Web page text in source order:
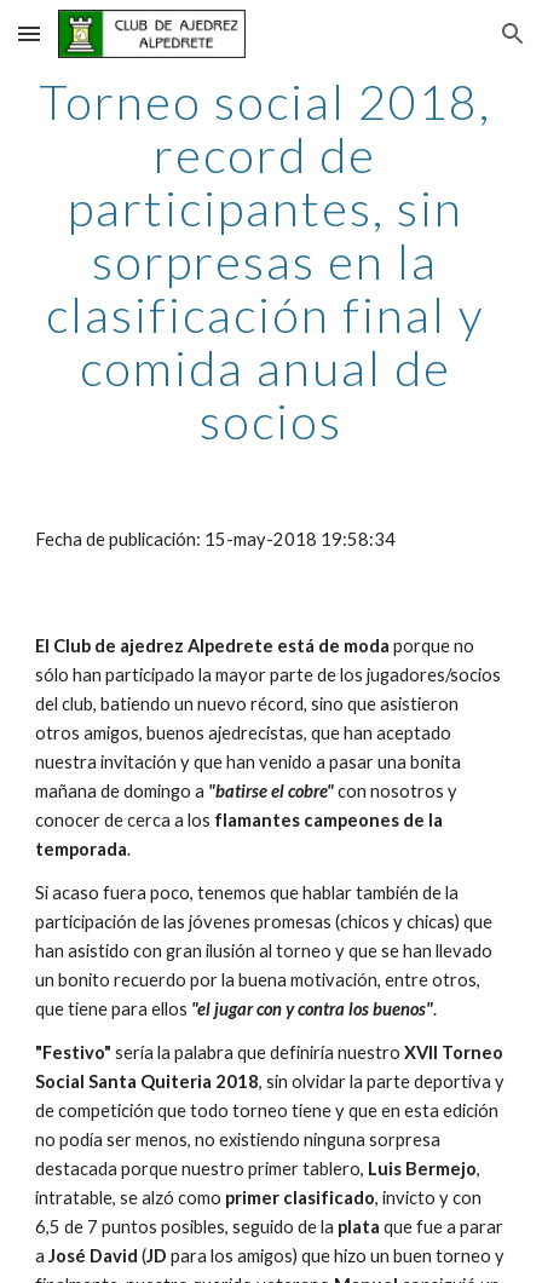
Skip to main content Skip to navigation
Torneo social 2018,
record de
participantes, sin
sorpresas en la
clasificación final y
comida anual de
socios
Fecha de publicación: 15-may-2018 19:58:34
El Club de ajedrez Alpedrete está de moda porque no
sólo han participado la mayor parte de los jugadores/socios
del club, batiendo un nuevo récord, sino que asistieron
otros amigos, buenos ajedrecistas, que han aceptado
nuestra invitación y que han venido a pasar una bonita
mañana de domingo a "batirse el cobre" con nosotros y
conocer de cerca a los flamantes campeones de la
temporada.
Si acaso fuera poco, tenemos que hablar también de la
participación de las jóvenes promesas (chicos y chicas) que
han asistido con gran ilusión al torneo y que se han llevado
un bonito recuerdo por la buena motivación, entre otros,
que tiene para ellos "el jugar con y contra los buenos".
"Festivo" sería la palabra que definiría nuestro XVII Torneo
Social Santa Quiteria 2018, sin olvidar la parte deportiva y
de competición que todo torneo tiene y que en esta edición
no podía ser menos, no existiendo ninguna sorpresa
destacada porque nuestro primer tablero, Luis Bermejo,
intratable, se alzó como primer clasificado, invicto y con
6,5 de 7 puntos posibles, seguido de la plata que fue a parar
a José David (JD para los amigos) que hizo un buen torneo y